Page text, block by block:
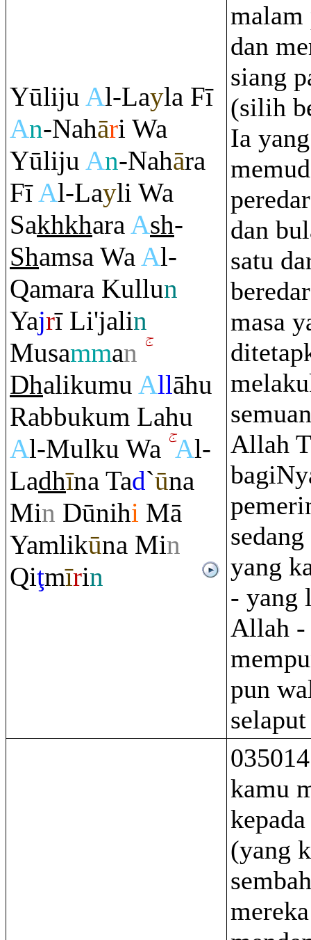
Yūliju Al-Layla Fī
An-Nahāri Wa
Yūliju An-Nahāra
FīAl-Layli Wa
SakhkharaAsh-
Shamsa WaAl-
Qamara Kullun
Yajrī Li'jalin
Musamman
Dhalikumu Allāhu
Rabbukum Lahu
Al-Mulku Wa Al-
Ladhīna Tad`ūna
Min Dūnihi Mā
Yamlikūna Min
Qiţmīrin
malam
dan
siang
(silih
Ia yang
dan
satu
masa
Allah
yang
- yang
Allah -
pun
kamu
(yang